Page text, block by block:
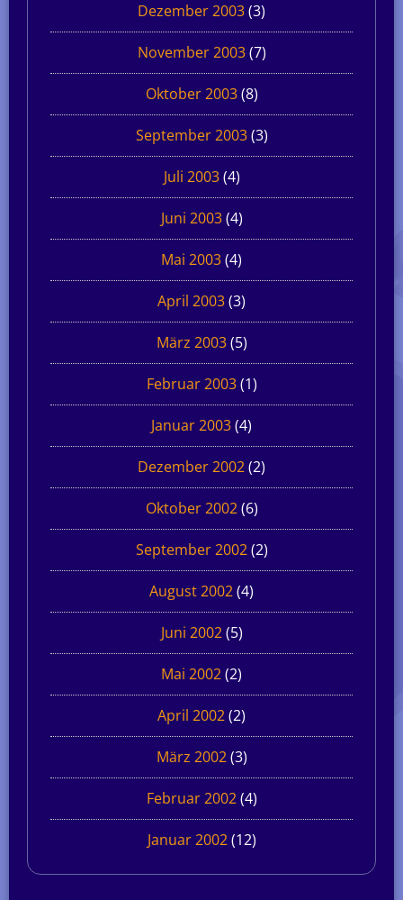
Dezember 2003(3)
November 2003(7)
Oktober 2003(8)
September 2003(3)
Juli 2003(4)
Juni 2003(4)
Mai 2003(4)
April 2003(3)
März 2003(5)
Februar 2003(1)
Januar 2003(4)
Dezember 2002(2)
Oktober 2002(6)
September 2002(2)
August 2002(4)
Juni 2002(5)
Mai 2002(2)
April 2002(2)
März 2002(3)
Februar 2002(4)
Januar 2002(12)